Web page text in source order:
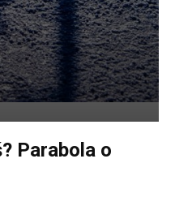
Parabola o